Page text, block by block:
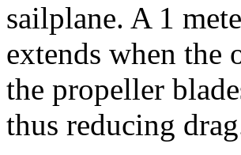
sailplane. A 1
extends when the
the propeller
thus reducing